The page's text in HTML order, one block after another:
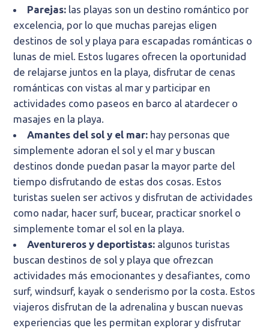
Parejas: las playas son un destino romántico por
excelencia, por lo que muchas parejas eligen
destinos de sol y playa para escapadas románticas o
lunas de miel. Estos lugares ofrecen la oportunidad
de relajarse juntos en la playa, disfrutar de cenas
románticas con vistas al mar y participar en
actividades como paseos en barco al atardecer o
masajes en la playa.
Amantes del sol y el mar: hay personas que
simplemente adoran el sol y el mar y buscan
destinos donde puedan pasar la mayor parte del
tiempo disfrutando de estas dos cosas. Estos
turistas suelen ser activos y disfrutan de actividades
como nadar, hacer surf, bucear, practicar snorkel o
simplemente tomar el sol en la playa.
Aventureros y deportistas: algunos turistas
buscan destinos de sol y playa que ofrezcan
actividades más emocionantes y desafiantes, como
surf, windsurf, kayak o senderismo por la costa. Estos
viajeros disfrutan de la adrenalina y buscan nuevas
experiencias que les permitan explorar y disfrutar